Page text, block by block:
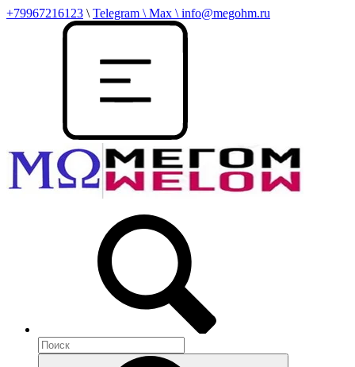
+79967216123 \ Telegram \ Max \ info@megohm.ru